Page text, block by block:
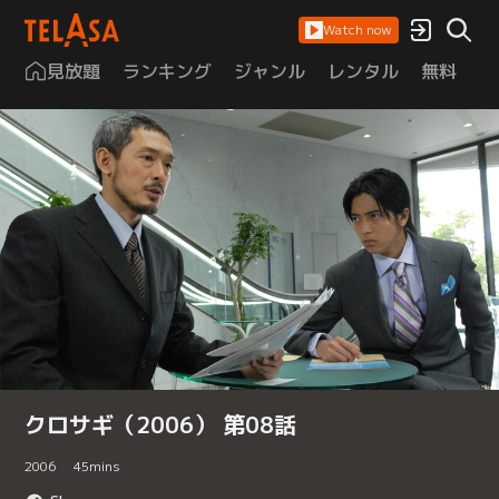
Watch now
見放題 ランキング ジャンル レンタル 無料
クロサギ（2006） 第08話
2006 45mins